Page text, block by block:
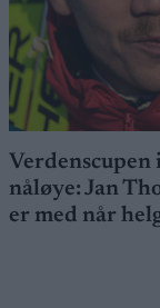
Verdenscupen
nåløye: Jan
er med når